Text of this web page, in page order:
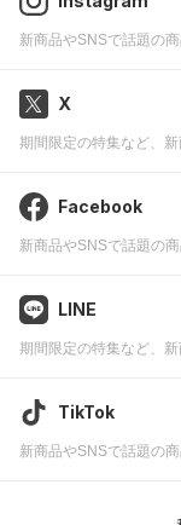
新商品やSNSで話題の
X
期間限定の特集など、
Facebook
新商品やSNSで話題の
LINE
期間限定の特集など、
TikTok
新商品やSNSで話題の